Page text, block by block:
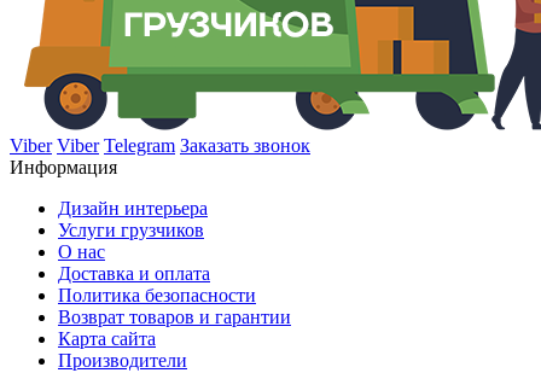
Viber Viber Telegram Заказать звонок
Информация
Дизайн интерьера
Услуги грузчиков
О нас
Доставка и оплата
Политика безопасности
Возврат товаров и гарантии
Карта сайта
Производители